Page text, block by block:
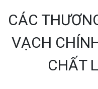
CÁC
VẠCH
CHẤT